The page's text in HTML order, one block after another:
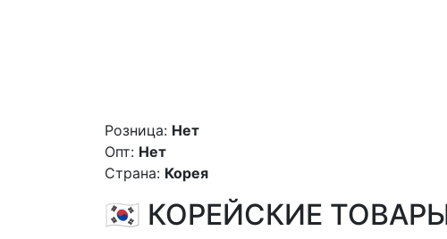
Розница: Нет
Опт: Нет
Страна: Корея
🇰🇷 КОРЕЙСКИЕ